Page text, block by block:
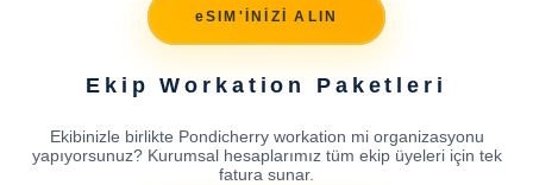
eSIM'İNİZİ ALIN
Ekip Workation Paketleri
Ekibinizle birlikte Pondicherry workation mi organizasyonu
yapıyorsunuz? Kurumsal hesaplarımız tüm ekip üyeleri için tek
fatura sunar.